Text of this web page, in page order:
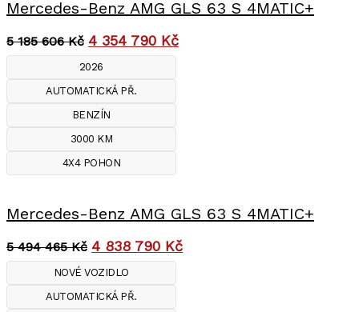
Mercedes-Benz AMG GLS 63 S 4MATIC+
5 185 606Kč 4 354 790 Kč
2026
AUTOMATICKÁ PŘ.
BENZÍN
3000 KM
4X4 POHON
Mercedes-Benz AMG GLS 63 S 4MATIC+
5 494 465Kč 4 838 790 Kč
NOVÉ VOZIDLO
AUTOMATICKÁ PŘ.